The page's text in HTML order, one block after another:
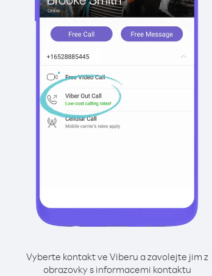
Vyberte kontakt ve Viberu a zavolejte jim z
obrazovky s informacemi kontaktu